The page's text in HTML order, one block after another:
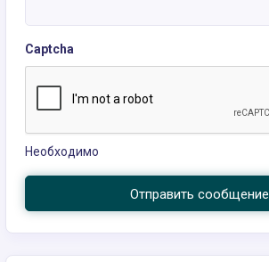
Captcha
Необходимо
Отправить сообщение